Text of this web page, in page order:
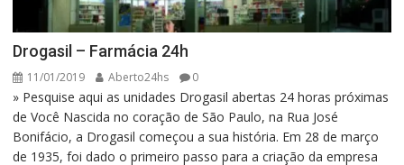
Drogasil – Farmácia 24h
11/01/2019 Aberto24hs 0
» Pesquise aqui as unidades Drogasil abertas 24 horas próximas
de Você Nascida no coração de São Paulo, na Rua José
Bonifácio, a Drogasil começou a sua história. Em 28 de março
de 1935, foi dado o primeiro passo para a criação da empresa